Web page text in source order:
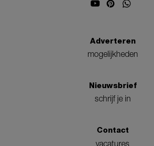
Adverteren
mogelijkheden
Nieuwsbrief
schrijf je in
Contact
vacatures